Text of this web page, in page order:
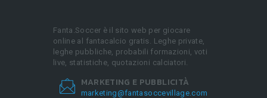
Fanta.Soccer è il sito web per giocare
online al fantacalcio gratis. Leghe private,
leghe pubbliche, probabili formazioni, voti
live, statistiche, quotazioni calciatori.
MARKETING E PUBBLICITÀ
marketing@fantasoccevillage.com